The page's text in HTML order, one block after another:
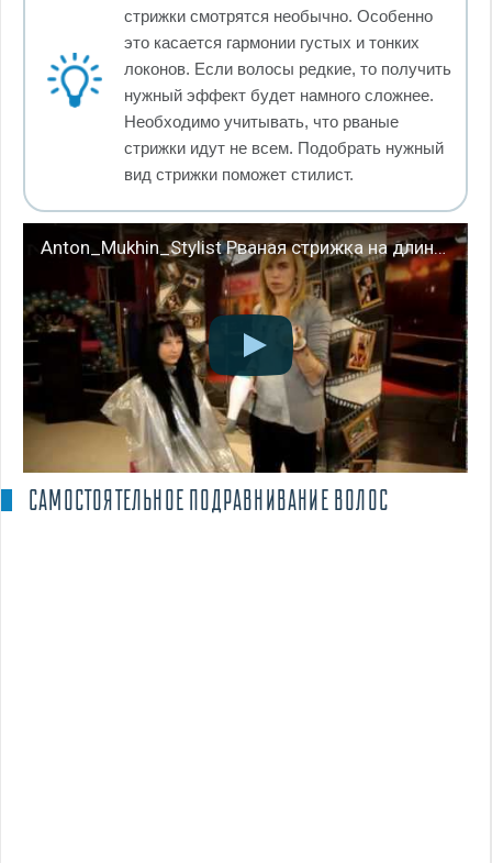
стрижки смотрятся необычно. Особенно
это касается гармонии густых и тонких
локонов. Если волосы редкие, то получить
нужный эффект будет намного сложнее.
Необходимо учитывать, что рваные
стрижки идут не всем. Подобрать нужный
вид стрижки поможет стилист.
Anton_Mukhin_Stylist Рваная стрижка на длинные волосы + MakeUp
САМОСТОЯТЕЛЬНОЕ ПОДРАВНИВАНИЕ ВОЛОС